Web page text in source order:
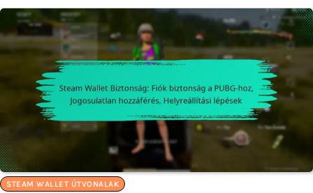
STEAM WALLET ÚTVONALAK